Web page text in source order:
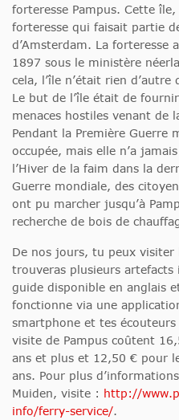
forteresse Pampus. Cette
forteresse qui faisait partie
d’Amsterdam. La
1897 sous le ministère
cela, l’île n’était rien d’autre
Le but de l’île était de
menaces hostiles venant de
Pendant la Première Guerre
occupée, mais elle n’a
l’Hiver de la faim dans la
Guerre mondiale, des
ont pu marcher jusqu’à
recherche de bois de
De nos jours, tu peux visiter
trouveras plusieurs
guide disponible en anglais
fonctionne via une
smartphone et tes
visite de Pampus coûtent
ans et plus et 12,50 € pour
ans. Pour plus
Muiden, visite : http://
info/ferry-service/.